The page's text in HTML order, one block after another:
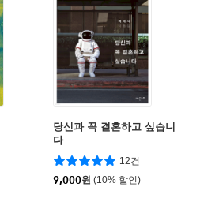
당신과 꼭 결혼하고 싶습니
다
12건
9,000원 (10% 할인)